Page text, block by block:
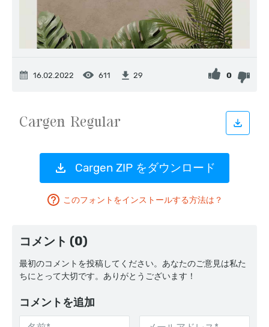
16.02.2022 611 29 0
Cargen ZIP をダウンロード
このフォントをインストールする方法は？
コメント (0)
最初のコメントを投稿してください。あなたのご意見は私た
ちにとって大切です。ありがとうございます！
コメントを追加